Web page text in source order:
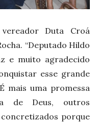
Duta Croá
“Deputado Hildo
e muito agradecido
esse grande
mais uma promessa
de Deus, outros
porque